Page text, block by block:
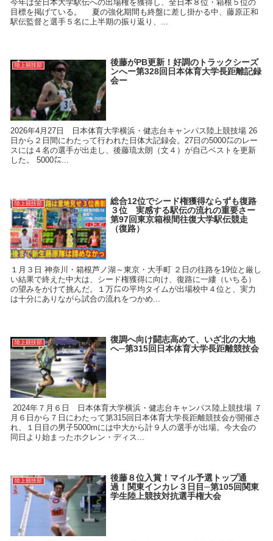
今年は全日本大学駅伝への出場権を獲得し、全日本８位・箱根５位の
目標を掲げている。 夏の強化期間も終盤に差し掛かる中、藤原正和
駅伝監督と選手５名に上半期の振り返り、...
陸上競技部
後藤がPB更新！好調のトラックシーズ
ンへー第328回日本体育大学長距離記録
会ー
2026年4月27日 日本体育大学横浜・健志台キャンパス陸上競技場 26
日から２日間にわたって行われた日体大記録会。27日の5000㍍のレー
スには４名の選手が出走し、後藤琉太朗（文４）が自己ベストを更新
した。 5000㍍...
陸上競技部
総合12位でシード権獲得ならずも復路
３位 実感する駅伝の流れの重要さー
第97回東京箱根間往復大学駅伝競走
（復路）
１月３日 神奈川・箱根芦ノ湖～東京・大手町 ２日の往路を19位と厳し
い結果で終えた中大は、シード権獲得に向け、復路に一縷（いちる）
の望みをかけて挑んだ。１万㍍の平均タイムが出場校中４位と、実力
は十分にありながら試合の流れをつかめ...
陸上競技部
復調へ向け闘志高めて、いざ北の大地
へ─第315回日本体育大学長距離競技会
2024年７月６日 日本体育大学横浜・健志台キャンパス陸上競技場 ７
月６日から７日にわたって第315回日本体育大学長距離競技会が開催さ
れ、１日目の男子5000mには中大から計９人の選手が出場。今大会の
同日より始まったホクレン・ディス...
陸上競技部
後藤８位入賞！マイル予選トップ通
過！関東インカレ３日目─第105回関東
学生陸上競技対抗選手権大会